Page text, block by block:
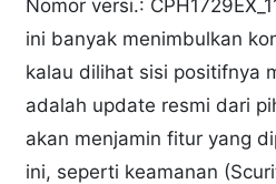
Nomor versi.:
ini banyak menimbulkan
kalau dilihat sisi positifnya
adalah update resmi dari
akan menjamin fitur yang
ini, seperti keamanan